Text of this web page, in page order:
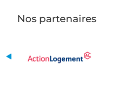
Nos partenaires